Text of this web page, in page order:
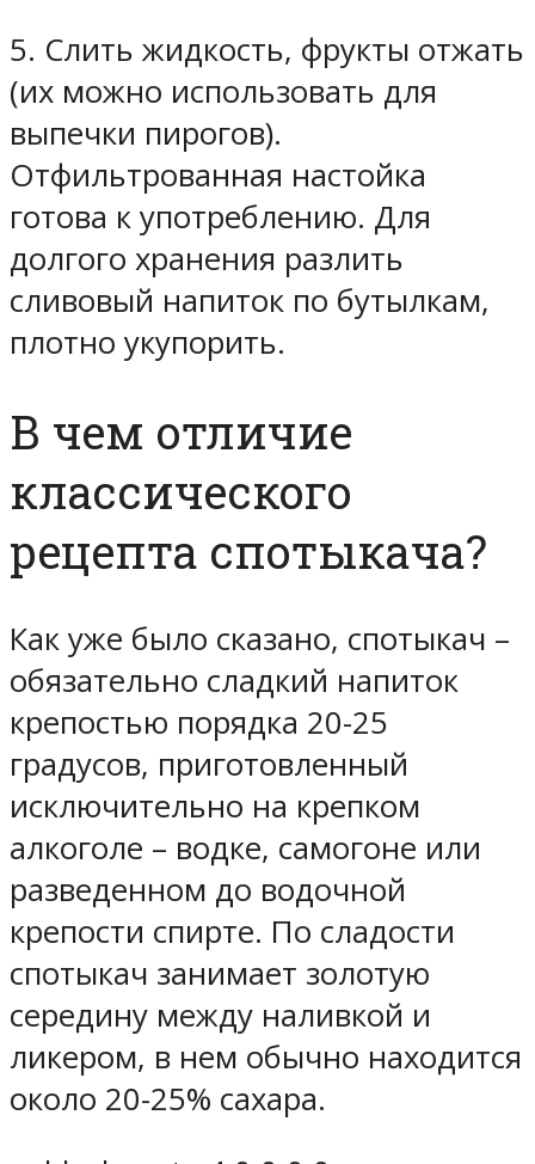
5. Слить жидкость, фрукты отжать
(их можно использовать для
выпечки пирогов).
Отфильтрованная настойка
готова к употреблению. Для
долгого хранения разлить
сливовый напиток по бутылкам,
плотно укупорить.
В чем отличие
классического
рецепта спотыкача?
Как уже было сказано, спотыкач –
обязательно сладкий напиток
крепостью порядка 20-25
градусов, приготовленный
исключительно на крепком
алкоголе – водке, самогоне или
разведенном до водочной
крепости спирте. По сладости
спотыкач занимает золотую
середину между наливкой и
ликером, в нем обычно находится
около 20-25% сахара.